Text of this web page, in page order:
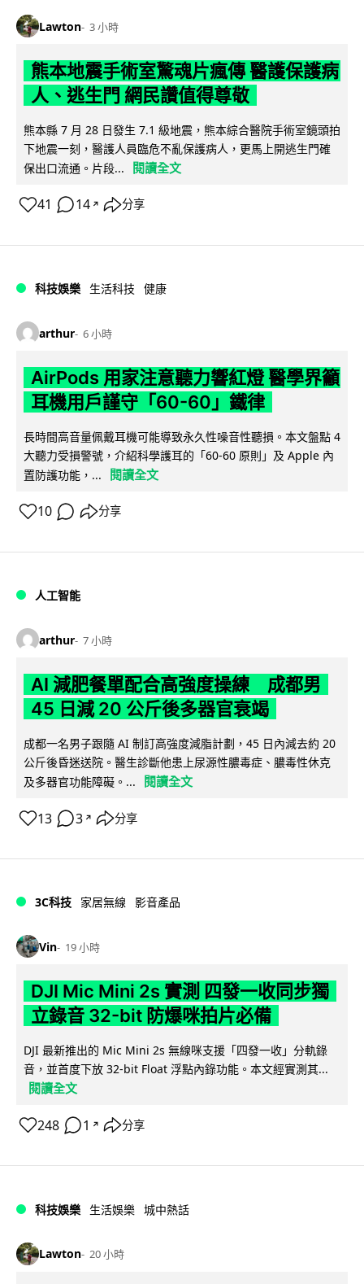
Lawton 3 小時
熊本地震手術室驚魂片瘋傳 醫護保護病
人、逃生門 網民讚值得尊敬
熊本縣 7 月 28 日發生 7.1 級地震，熊本綜合醫院手術室鏡頭拍
下地震一刻，醫護人員臨危不亂保護病人，更馬上開逃生門確
保出口流通。片段...
閱讀全文
41 14 ↗ 分享
科技娛樂 生活科技 健康
arthur 6 小時
AirPods 用家注意聽力響紅燈 醫學界籲
耳機用戶謹守「60-60」鐵律
長時間高音量佩戴耳機可能導致永久性噪音性聽損。本文盤點 4
大聽力受損警號，介紹科學護耳的「60-60 原則」及 Apple 內
置防護功能，...
閱讀全文
10 分享
人工智能
arthur 7 小時
AI 減肥餐單配合高強度操練 成都男
45 日減 20 公斤後多器官衰竭
成都一名男子跟隨 AI 制訂高強度減脂計劃，45 日內減去約 20
公斤後昏迷送院。醫生診斷他患上尿源性膿毒症、膿毒性休克
及多器官功能障礙。...
閱讀全文
13 3 ↗ 分享
3C科技 家居無線 影音產品
Vin 19 小時
DJI Mic Mini 2s 實測 四發一收同步獨
立錄音 32-bit 防爆咪拍片必備
DJI 最新推出的 Mic Mini 2s 無線咪支援「四發一收」分軌錄
音，並首度下放 32-bit Float 浮點內錄功能。本文經實測其...
閱讀全文
248 1 ↗ 分享
科技娛樂 生活娛樂 城中熱話
Lawton 20 小時